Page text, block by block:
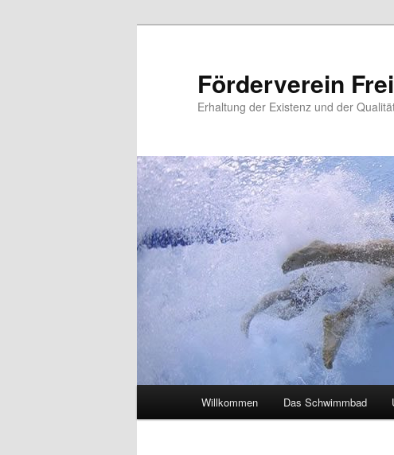
Förderverein
Erhaltung der Existenz und der
Willkommen Das Schwimmbad